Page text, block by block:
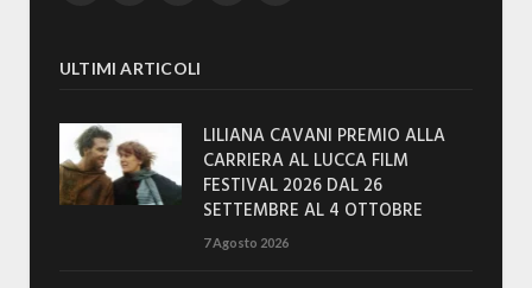
ULTIMI ARTICOLI
LILIANA CAVANI PREMIO ALLA
CARRIERA AL LUCCA FILM
FESTIVAL 2026 DAL 26
SETTEMBRE AL 4 OTTOBRE
7 Agosto 2026